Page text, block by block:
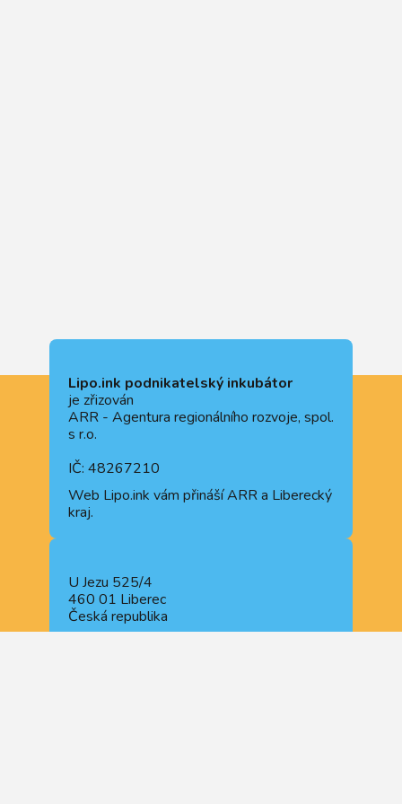
Lipo.ink podnikatelský inkubátor
je zřizován
ARR - Agentura regionálního rozvoje, spol.
s r.o.
IČ: 48267210
Web Lipo.ink vám přináší ARR a Liberecký
kraj.
U Jezu 525/4
460 01 Liberec
Česká republika